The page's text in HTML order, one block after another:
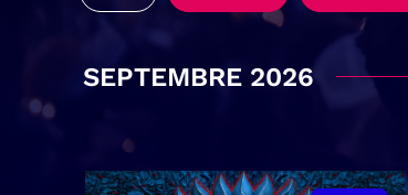
SEPTEMBRE 2026